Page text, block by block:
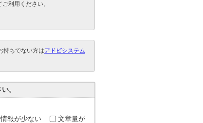
利用ください。
持ちでない方はアドビシステム
。
情報が少ない
文章量が